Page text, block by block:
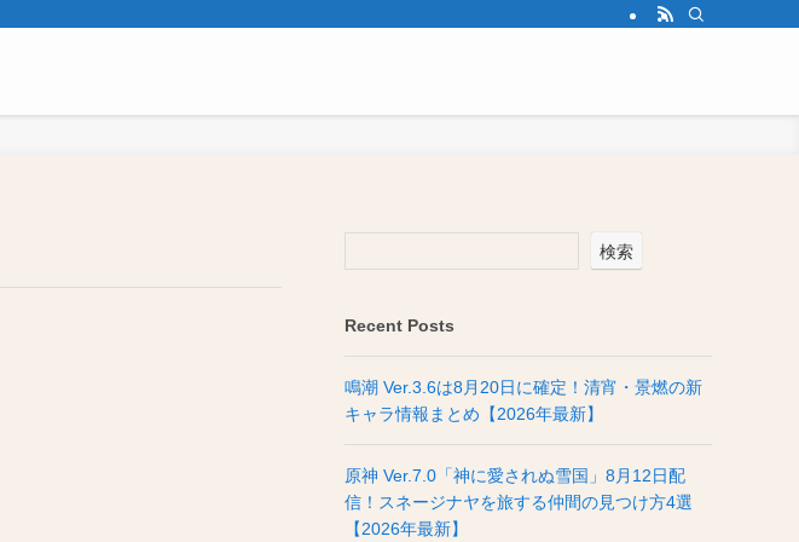
検索
Recent Posts
鳴潮 Ver.3.6は8月20日に確定！清宵・景燃の新
キャラ情報まとめ【2026年最新】
原神 Ver.7.0「神に愛されぬ雪国」8月12日配
信！スネージナヤを旅する仲間の見つけ方4選
【2026年最新】